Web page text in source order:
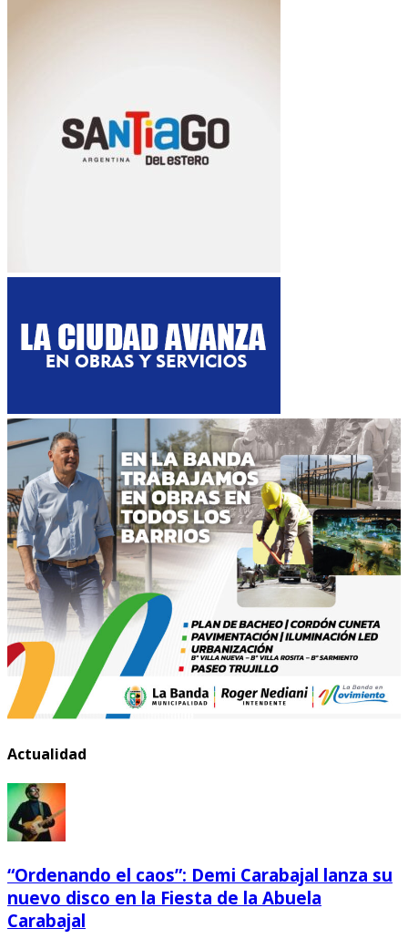
Actualidad
“Ordenando el caos”: Demi Carabajal lanza su
nuevo disco en la Fiesta de la Abuela
Carabajal